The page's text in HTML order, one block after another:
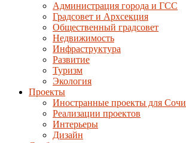
Администрация города и ГСС
Градсовет и Архсекция
Общественный градсовет
Недвижимость
Инфраструктура
Развитие
Туризм
Экология
Проекты
Иностранные проекты для Сочи
Реализации проектов
Интерьеры
Дизайн